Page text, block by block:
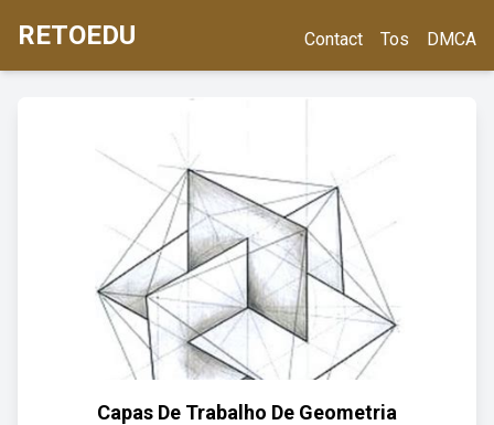
RETOEDU Contact Tos DMCA
Capas De Trabalho De Geometria